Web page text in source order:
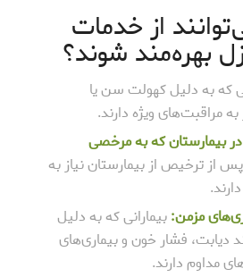
از خدمات
بهره‌مند شوند؟
که به دلیل کهولت سن یا
مراقبت‌های ویژه دارند.
بیمارستان که به مرخصی
پس از ترخیص از بیمارستان نیاز به
مزمن:بیمارانی که به دلیل
دیابت، فشار خون و بیماری‌های
مداوم دارند.